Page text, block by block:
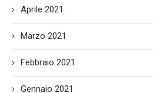
Aprile 2021
Marzo 2021
Febbraio 2021
Gennaio 2021